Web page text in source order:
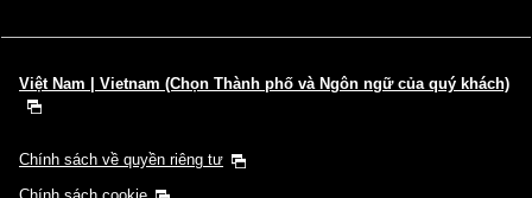
Việt Nam | Vietnam (Chọn Thành phố và Ngôn ngữ của quý khách)
Chính sách về quyền riêng tư